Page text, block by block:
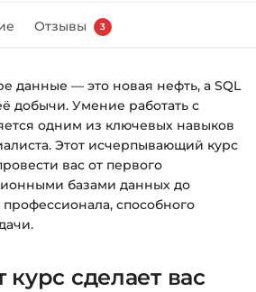
корзина — нажмите
поля (почта и пароль).
способом (более 8
появится страница
с кнопкой«Перейти к
её — и откроется
ссылка на курс придёт вам
Отзывы 3
данные — это новая нефть, а SQL
добычи. Умение работать с
одним из ключевых навыков
Этот исчерпывающий курс
вас от первого
базами данных до
способного
курс сделает вас